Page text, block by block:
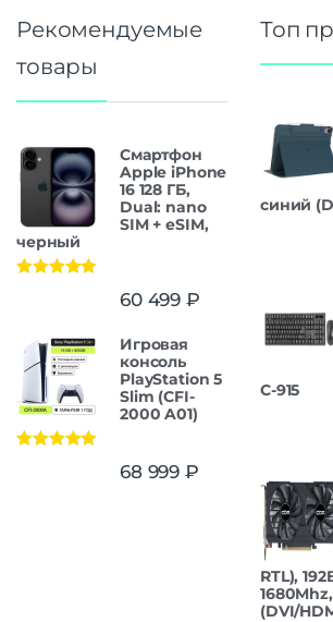
Рекомендуемые
товары
Смартфон
Apple iPhone
16 128 ГБ,
Dual: nano
SIM + eSIM,
черный
60 499 ₽
Игровая
консоль
PlayStation 5
Slim (CFI-
2000 A01)
68 999 ₽
Топ
синий
С-915
RTL),
(DVI/